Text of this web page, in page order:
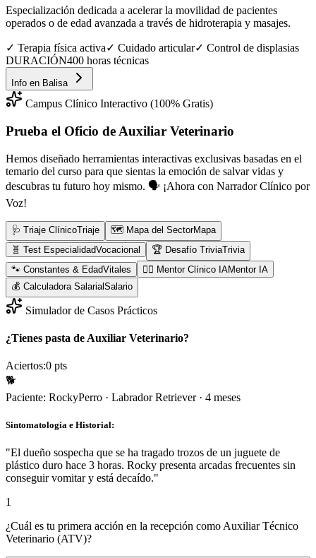
Especialización dedicada a acelerar la movilidad de pacientes
operados o de edad avanzada a través de hidroterapia y masajes.
✓ Terapia física activa✓ Cuidado articular✓ Control de displasias
DURACIÓN400 horas técnicas
Info en Balisa
Campus Clínico Interactivo (100% Gratis)
Prueba el Oficio de Auxiliar Veterinario
Hemos diseñado herramientas interactivas exclusivas basadas en el
temario del curso para que sientas la emoción de salvar vidas y
descubras tu futuro hoy mismo. 🗣️ ¡Ahora con Narrador Clínico por
Voz!
🩺 Triaje ClínicoTriaje 🗺️ Mapa del SectorMapa
🧬 Test EspecialidadVocacional 🏆 Desafío TriviaTrivia
🐾 Constantes & EdadVitales 👨‍⚕️ Mentor Clínico IAMentor IA
💰 Calculadora SalarialSalario
Simulador de Casos Prácticos
¿Tienes pasta de Auxiliar Veterinario?
Aciertos:0 pts
🐕
Paciente: RockyPerro · Labrador Retriever· 4 meses
Sintomatología e Historial:
"El dueño sospecha que se ha tragado trozos de un juguete de
plástico duro hace 3 horas. Rocky presenta arcadas frecuentes sin
conseguir vomitar y está decaído."
1
¿Cuál es tu primera acción en la recepción como Auxiliar Técnico
Veterinario (ATV)?